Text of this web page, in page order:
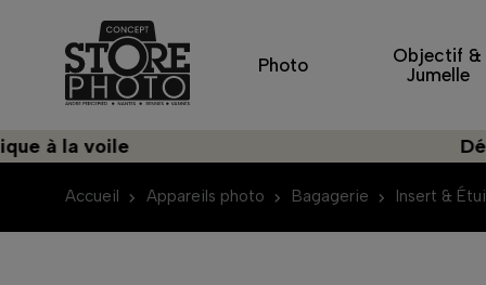
Photo
Objectif &
Jumelle
voile
Accueil Appareils photo Bagagerie Insert & Étui